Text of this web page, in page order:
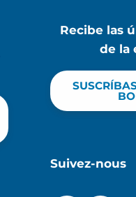
Recibe las
de la
Suivez-nous